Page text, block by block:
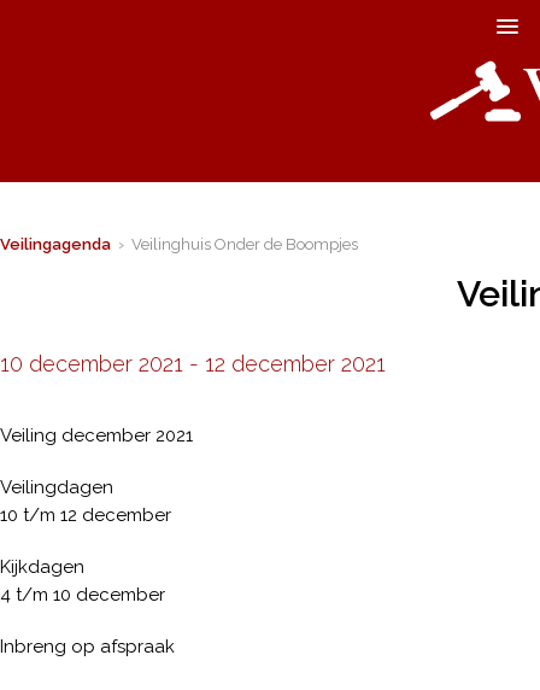
Veilingagenda › Veilinghuis Onder de Boompjes
10 december 2021 - 12 december 2021
Veiling december 2021
Veilingdagen
10 t/m 12 december
Kijkdagen
4 t/m 10 december
Inbreng op afspraak